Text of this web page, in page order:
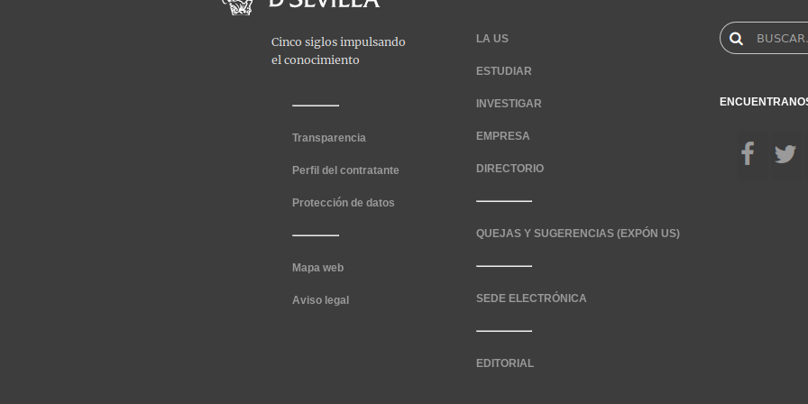
Transparencia
Perfil del contratante
Protección de datos
Mapa web
Aviso legal
LA US
ESTUDIAR
INVESTIGAR
EMPRESA
DIRECTORIO
QUEJAS Y SUGERENCIAS (EXPÓN US)
SEDE ELECTRÓNICA
EDITORIAL